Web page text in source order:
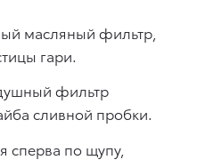
масляный фильтр,
гари.
фильтр
сливной пробки.
сперва по щупу,